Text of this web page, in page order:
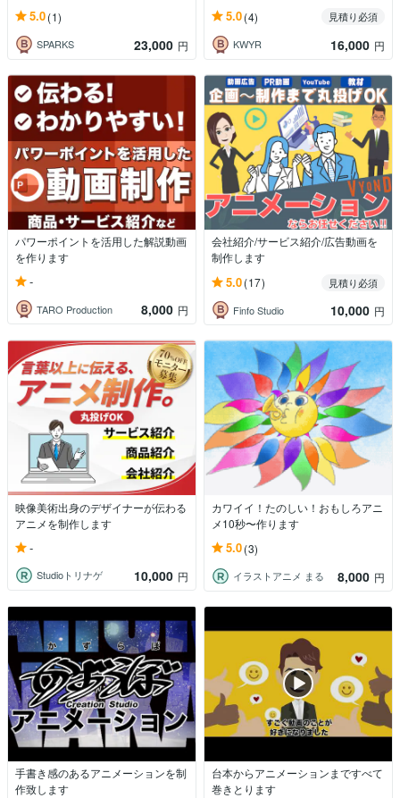
5.0(1)
SPARKS 23,000 円
5.0(4)
見積り必須
KWYR
16,000 円
パワーポイントを活用した解説動画
を作ります
-
TARO Production 8,000 円
会社紹介/サービス紹介/広告動画を
制作します
5.0(17)
見積り必須
Finfo Studio
10,000 円
映像美術出身のデザイナーが伝わる
アニメを制作します
-
Studioトリナゲ 10,000 円
カワイイ！たのしい！おもしろアニ
メ10秒〜作ります
5.0(3)
イラストアニメ まる 8,000 円
手書き感のあるアニメーションを制
作致します
台本からアニメーションまですべて
巻きとります